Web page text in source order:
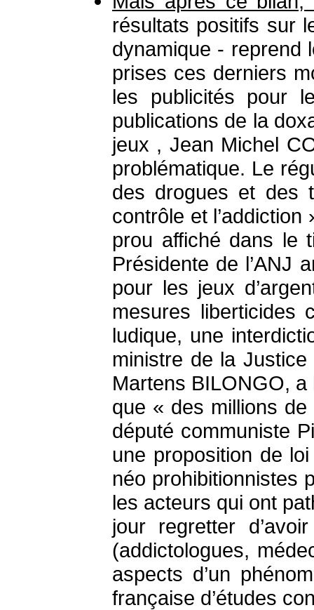
résultats positifs sur
dynamique - reprend
prises ces derniers
les publicités pour
publications de la
jeux , Jean Michel
problématique. Le
des drogues et des
contrôle et
prou affiché dans le
Présidente de l’ANJ
pour les jeux
mesures liberticides
ludique, une
ministre de la
Martens BILONGO,
que « des millions
député communiste
une proposition de
néo prohibitionnistes
les acteurs qui ont
jour regretter
(addictologues,
aspects d’un
française d’études